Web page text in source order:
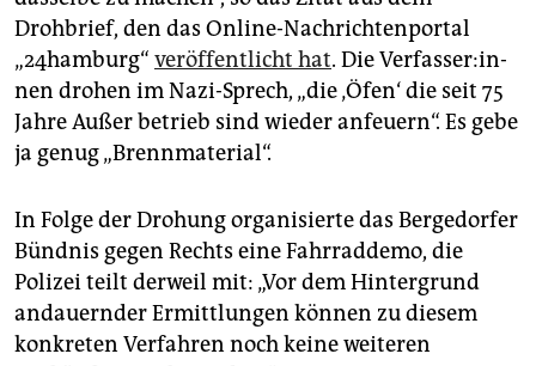
Drohbrief, den das Online-Nachrichtenportal
„24hamburg“ veröffentlicht hat. Die Ver­fas­se­r:in­
nen drohen im Nazi-Sprech, „die ‚Öfen‘ die seit 75
Jahre Außer betrieb sind wieder anfeuern“. Es gebe
ja genug „Brennmaterial“.
In Folge der Drohung organisierte das Bergedorfer
Bündnis gegen Rechts eine Fahrraddemo, die
Polizei teilt derweil mit: „Vor dem Hintergrund
andauernder Ermittlungen können zu diesem
konkreten Verfahren noch keine weiteren